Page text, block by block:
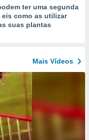
ter uma segunda
como as utilizar
suas plantas
Mais Vídeos